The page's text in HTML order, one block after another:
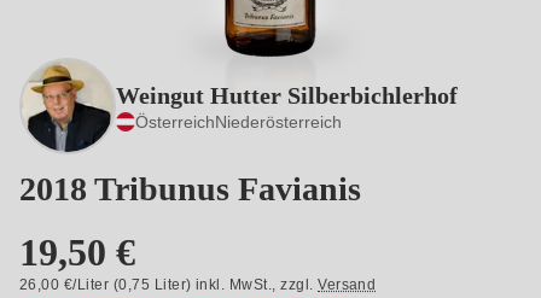
Weingut Hutter Silberbichlerhof
ÖsterreichNiederösterreich
2018 Tribunus Favianis
19,50 €
26,00 €/Liter (0,75 Liter) inkl. MwSt.,zzgl.Versand